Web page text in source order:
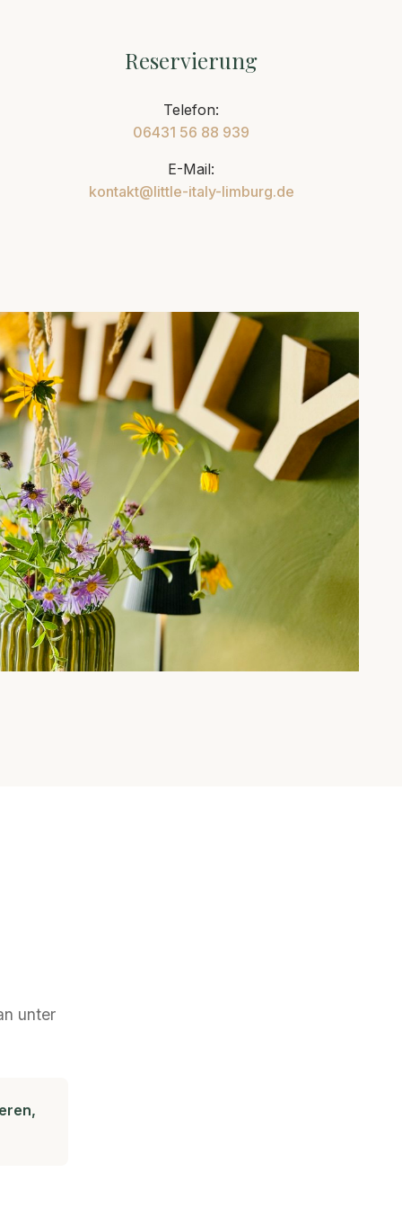
Reservierung
Telefon:
06431 56 88 939
E-Mail:
kontakt@little-italy-limburg.de
unter